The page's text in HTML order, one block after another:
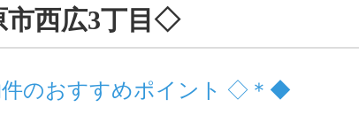
市西広3丁目◇
のおすすめポイント ◇＊◆